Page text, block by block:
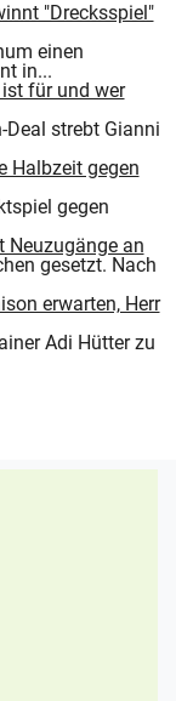
"Drecksspiel"
einen
in...
für und wer
strebt Gianni
Halbzeit gegen
gegen
Neuzugänge an
gesetzt. Nach
erwarten, Herr
Adi Hütter zu